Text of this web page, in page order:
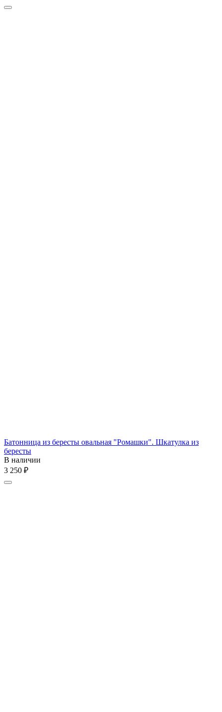
Батонница из бересты овальная "Ромашки". Шкатулка из
бересты
В наличии
3 250 ₽